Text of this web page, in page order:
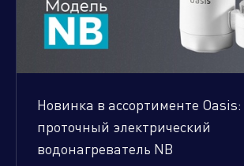
Новинка в ассортименте Oasis:
проточный электрический
водонагреватель NB